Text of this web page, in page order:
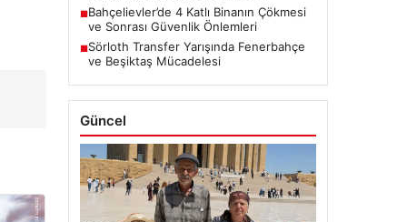
■Bahçelievler’de 4 Katlı Binanın Çökmesi
ve Sonrası Güvenlik Önlemleri
■Sörloth Transfer Yarışında Fenerbahçe
ve Beşiktaş Mücadelesi
Güncel